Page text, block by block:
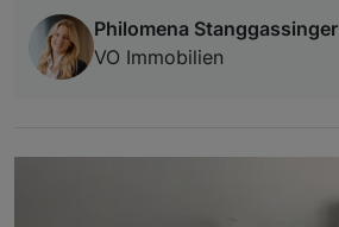
Philomena Stanggassinger
VO Immobilien